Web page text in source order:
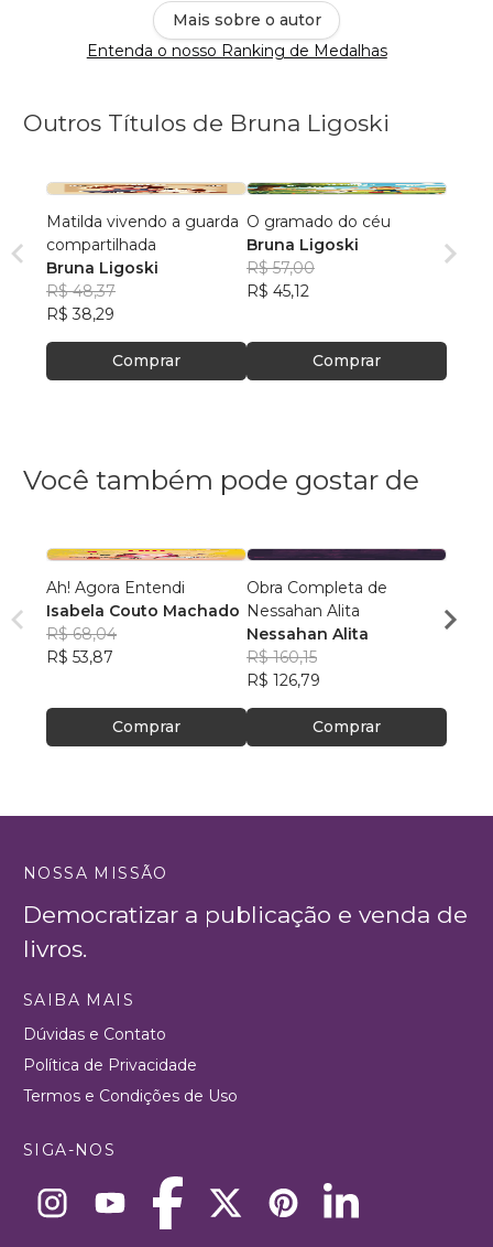
Mais sobre o autor
Entenda o nosso Ranking de Medalhas
Outros Títulos de Bruna Ligoski
Matilda vivendo a guarda
compartilhada
Bruna Ligoski
R$ 48,37
R$ 38,29
Comprar
O gramado do céu
Bruna Ligoski
R$ 57,00
R$ 45,12
Comprar
Você também pode gostar de
Ah! Agora Entendi
Isabela Couto Machado
R$ 68,04
R$ 53,87
Comprar
Obra Completa de
Nessahan Alita
Nessahan Alita
R$ 160,15
R$ 126,79
Comprar
NOSSA MISSÃO
Democratizar a publicação e venda de
livros.
SAIBA MAIS
Dúvidas e Contato
Política de Privacidade
Termos e Condições de Uso
SIGA-NOS